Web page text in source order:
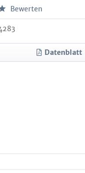
Bewerten
Datenblatt